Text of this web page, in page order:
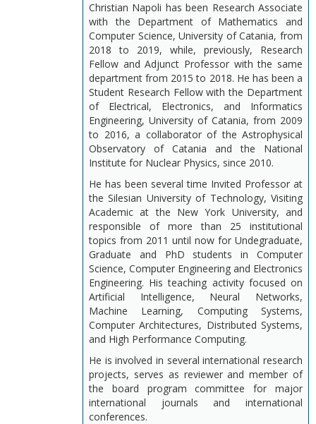
Christian Napoli has been Research Associate
with the Department of Mathematics and
Computer Science, University of Catania, from
2018 to 2019, while, previously, Research
Fellow and Adjunct Professor with the same
department from 2015 to 2018. He has been a
Student Research Fellow with the Department
of Electrical, Electronics, and Informatics
Engineering, University of Catania, from 2009
to 2016, a collaborator of the Astrophysical
Observatory of Catania and the National
Institute for Nuclear Physics, since 2010.
He has been several time Invited Professor at
the Silesian University of Technology, Visiting
Academic at the New York University, and
responsible of more than 25 institutional
topics from 2011 until now for Undegraduate,
Graduate and PhD students in Computer
Science, Computer Engineering and Electronics
Engineering. His teaching activity focused on
Artificial Intelligence, Neural Networks,
Machine Learning, Computing Systems,
Computer Architectures, Distributed Systems,
and High Performance Computing.
He is involved in several international research
projects, serves as reviewer and member of
the board program committee for major
international journals and international
conferences.